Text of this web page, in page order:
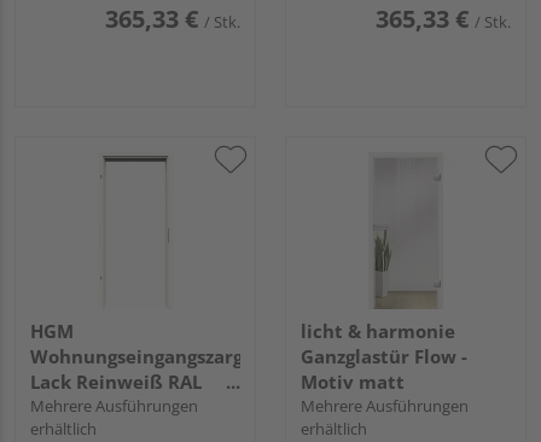
365,33 € / Stk. 365,33 € / Stk.
HGM
Wohnungseingangszarge
Lack Reinweiß RAL
9010
Mehrere Ausführungen
erhältlich
licht & harmonie
Ganzglastür Flow -
Motiv matt
Mehrere Ausführungen
erhältlich